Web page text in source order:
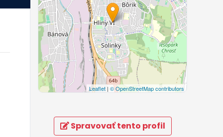
Leaflet | © OpenStreetMap contributors
Spravovať tento profil